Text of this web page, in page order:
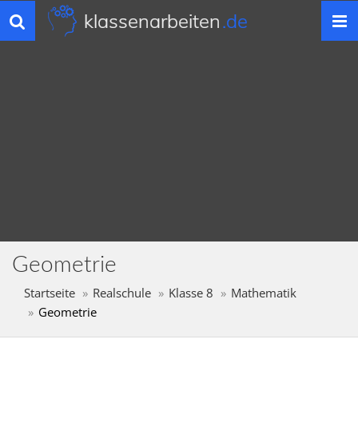
Toggle
navigation
klassenarbeiten.de
Geometrie
Startseite Realschule Klasse 8
Mathematik
Geometrie